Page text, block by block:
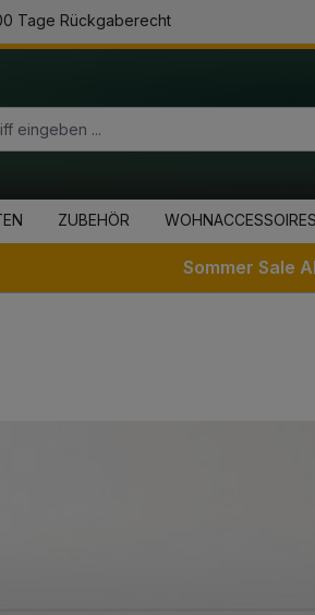
Tage Rückgaberecht
ZUBEHÖR WOHNACCESSOIRES
Sommer Sale